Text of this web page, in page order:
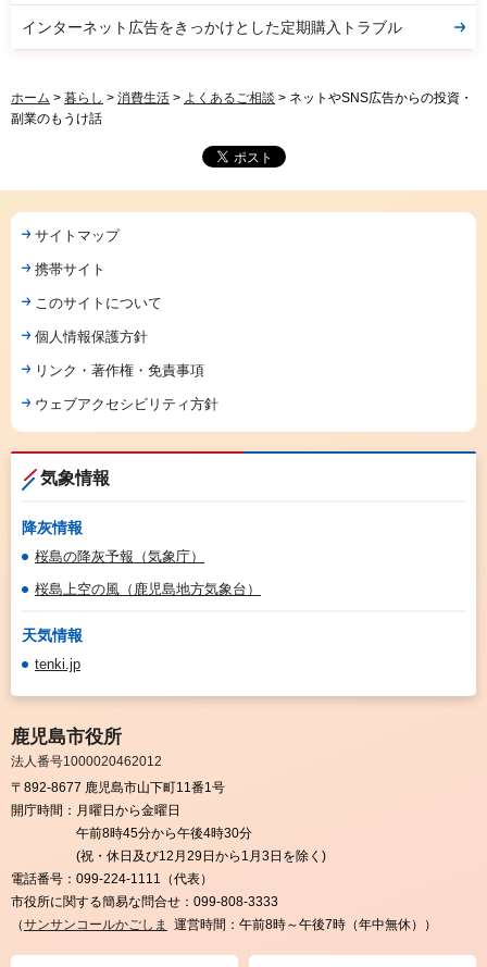
インターネット広告をきっかけとした定期購入トラブル
ホーム > 暮らし > 消費生活 > よくあるご相談 > ネットやSNS広告からの投資・
副業のもうけ話
サイトマップ
携帯サイト
このサイトについて
個人情報保護方針
リンク・著作権・免責事項
ウェブアクセシビリティ方針
気象情報
降灰情報
桜島の降灰予報（気象庁）
桜島上空の風（鹿児島地方気象台）
天気情報
tenki.jp
鹿児島市役所
法人番号1000020462012
〒892-8677 鹿児島市山下町11番1号
開庁時間： 月曜日から金曜日
午前8時45分から午後4時30分
(祝・休日及び12月29日から1月3日を除く)
電話番号： 099-224-1111（代表）
市役所に関する簡易な問合せ： 099-808-3333
（サンサンコールかごしま 運営時間：午前8時～午後7時（年中無休））